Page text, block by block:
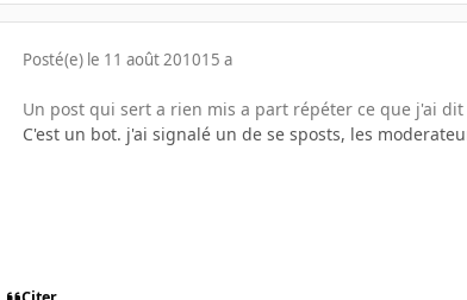
Posté(e) le 11 août 201015 a
Un post qui sert a rien mis a part répéter ce que j'ai dit
C'est un bot. j'ai signalé un de se sposts, les